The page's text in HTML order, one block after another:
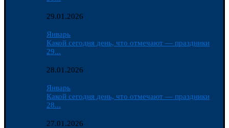
29.01.2026
Январь
Какой сегодня день, что отмечают — праздники
29...
28.01.2026
Январь
Какой сегодня день, что отмечают — праздники
28...
27.01.2026